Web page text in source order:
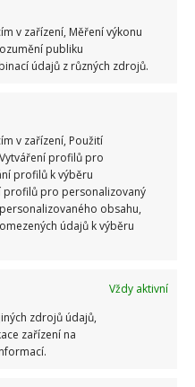
v zařízení, Měření výkonu
publiku
údajů z různých zdrojů.
v zařízení, Použití
profilů pro
profilů k výběru
profilů pro personalizovaný
obsahu,
údajů k výběru
Vždy aktivní
zdrojů údajů,
zařízení na
může být riziko
dojít k tomu, že
je v základní surovině
zhatit naše zahradnické